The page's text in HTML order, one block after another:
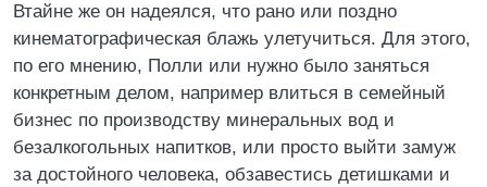
Втайне же он надеялся, что рано или поздно
кинематографическая блажь улетучиться. Для этого,
по его мнению, Полли или нужно было заняться
конкретным делом, например влиться в семейный
бизнес по производству минеральных вод и
безалкогольных напитков, или просто выйти замуж
за достойного человека, обзавестись детишками и